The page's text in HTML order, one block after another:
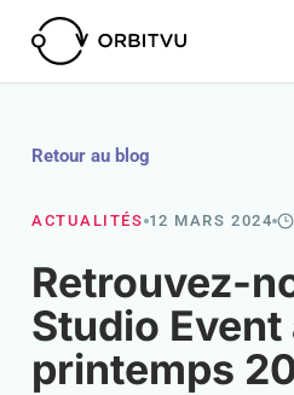
Retour au blog
ACTUALITÉS 12 MARS 2024
Retrouvez-
Studio
printemps